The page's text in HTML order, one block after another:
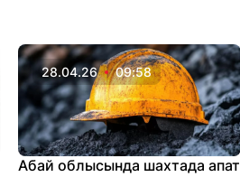
28.04.26 09:58
Абай облысында шахтада апат